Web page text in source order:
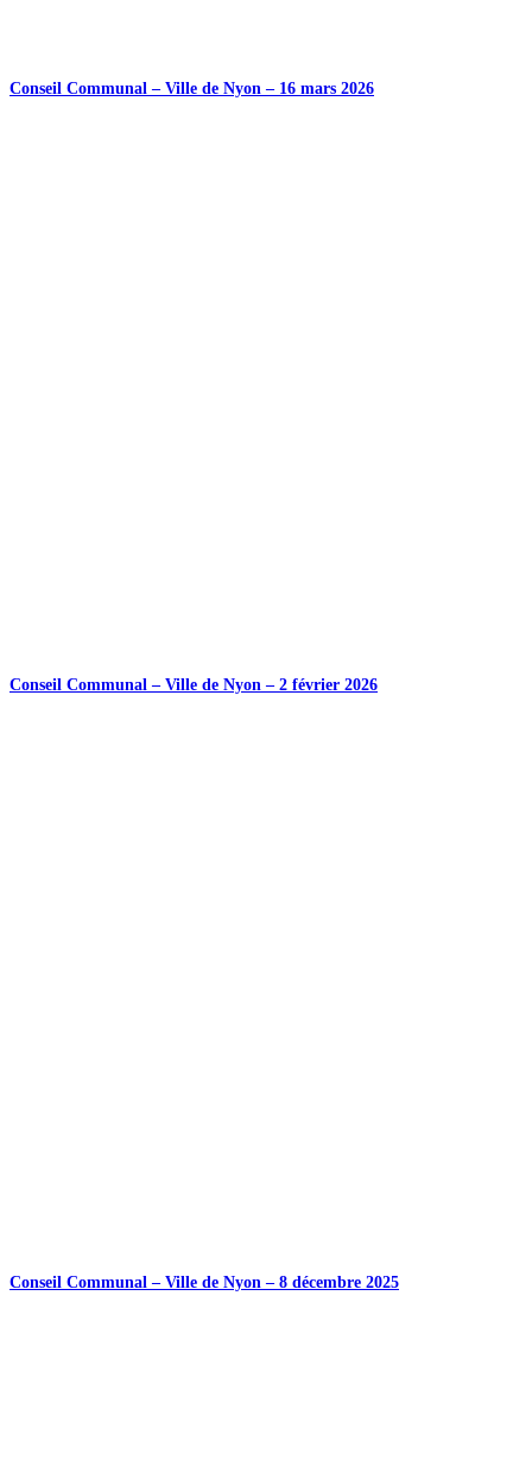
Conseil Communal – Ville de Nyon – 16 mars 2026
Conseil Communal – Ville de Nyon – 2 février 2026
Conseil Communal – Ville de Nyon – 8 décembre 2025